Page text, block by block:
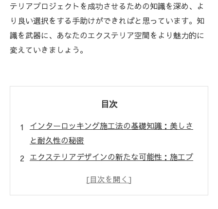
テリアプロジェクトを成功させるための知識を深め、よ
り良い選択をする手助けができればと思っています。知
識を武器に、あなたのエクステリア空間をより魅力的に
変えていきましょう。
目次
インターロッキング施工法の基礎知識：美しさ
と耐久性の秘密
エクステリアデザインの新たな可能性：施工プ